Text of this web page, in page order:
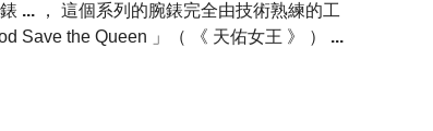
... ， 這個系列的腕錶完全由技術熟練的工
Save the Queen 」（ 《 天佑女王 》 ） ...